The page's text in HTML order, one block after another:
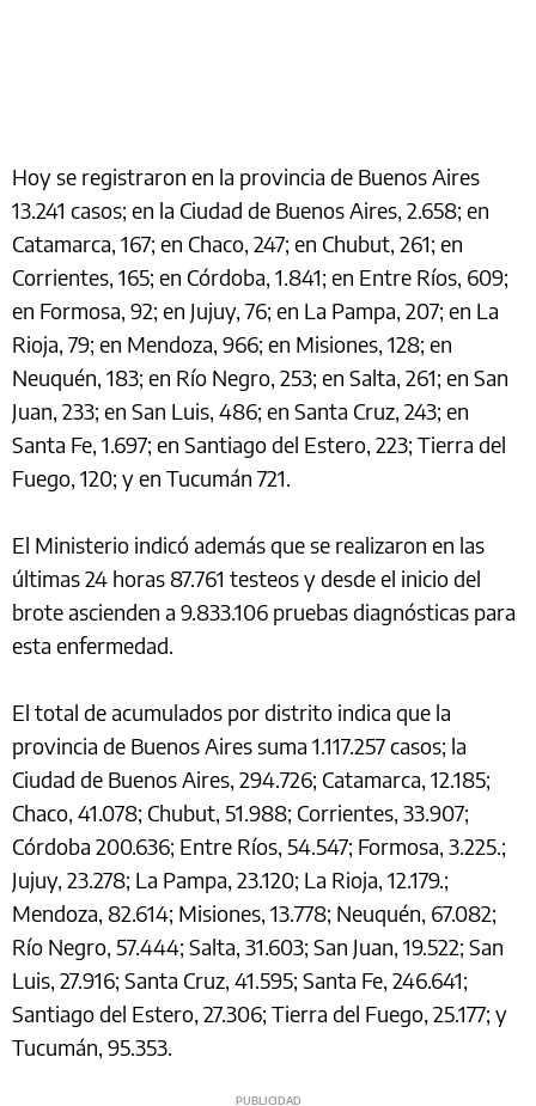
Hoy se registraron en la provincia de Buenos Aires
13.241 casos; en la Ciudad de Buenos Aires, 2.658; en
Catamarca, 167; en Chaco, 247; en Chubut, 261; en
Corrientes, 165; en Córdoba, 1.841; en Entre Ríos, 609;
en Formosa, 92; en Jujuy, 76; en La Pampa, 207; en La
Rioja, 79; en Mendoza, 966; en Misiones, 128; en
Neuquén, 183; en Río Negro, 253; en Salta, 261; en San
Juan, 233; en San Luis, 486; en Santa Cruz, 243; en
Santa Fe, 1.697; en Santiago del Estero, 223; Tierra del
Fuego, 120; y en Tucumán 721.
El Ministerio indicó además que se realizaron en las
últimas 24 horas 87.761 testeos y desde el inicio del
brote ascienden a 9.833.106 pruebas diagnósticas para
esta enfermedad.
El total de acumulados por distrito indica que la
provincia de Buenos Aires suma 1.117.257 casos; la
Ciudad de Buenos Aires, 294.726; Catamarca, 12.185;
Chaco, 41.078; Chubut, 51.988; Corrientes, 33.907;
Córdoba 200.636; Entre Ríos, 54.547; Formosa, 3.225.;
Jujuy, 23.278; La Pampa, 23.120; La Rioja, 12.179.;
Mendoza, 82.614; Misiones, 13.778; Neuquén, 67.082;
Río Negro, 57.444; Salta, 31.603; San Juan, 19.522; San
Luis, 27.916; Santa Cruz, 41.595; Santa Fe, 246.641;
Santiago del Estero, 27.306; Tierra del Fuego, 25.177; y
Tucumán, 95.353.